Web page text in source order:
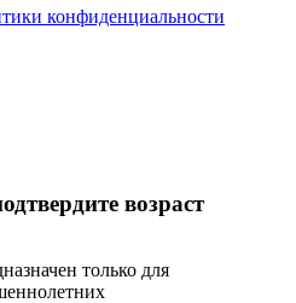
конфиденциальности
возраст
только для